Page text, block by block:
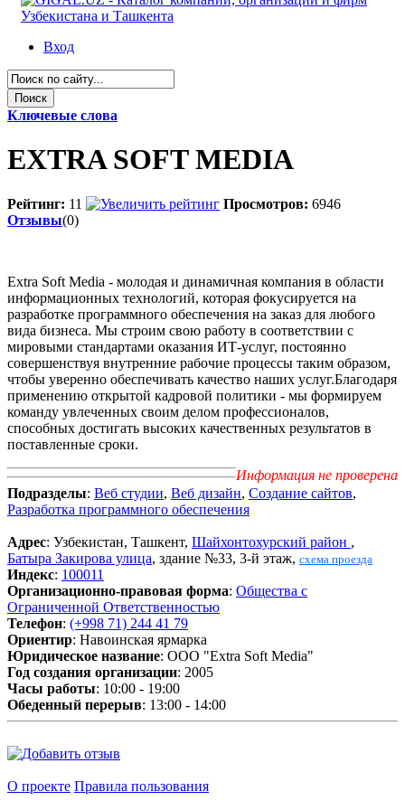
Вход
Ключевые слова
EXTRA SOFT MEDIA
Рейтинг: 11 Просмотров: 6946
Отзывы(0)
Extra Soft Media - молодая и динамичная компания в области
информационных технологий, которая фокусируется на
разработке программного обеспечения на заказ для любого
вида бизнеса. Мы строим свою работу в соответствии с
мировыми стандартами оказания ИТ-услуг, постоянно
совершенствуя внутренние рабочие процессы таким образом,
чтобы уверенно обеспечивать качество наших услуг.Благодаря
применению открытой кадровой политики - мы формируем
команду увлеченных своим делом профессионалов,
способных достигать высоких качественных результатов в
поставленные сроки.
Информация не проверена
Подразделы: Веб студии, Веб дизайн, Создание сайтов,
Разработка программного обеспечения
Адрес: Узбекистан, Ташкент, Шайхонтохурский район ,
Батыра Закирова улица, здание №33, 3-й этаж, схема проезда
Индекс: 100011
Организационно-правовая форма: Общества с
Ограниченной Ответственностью
Телефон: (+998 71) 244 41 79
Ориентир: Навоинская ярмарка
Юридическое название: ООО "Extra Soft Media"
Год создания организации: 2005
Часы работы: 10:00 - 19:00
Обеденный перерыв: 13:00 - 14:00
О проекте Правила пользования